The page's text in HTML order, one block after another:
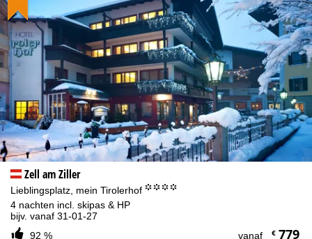
Zell am Ziller
Lieblingsplatz, mein Tirolerhof °°°°
4 nachten incl. skipas & HP
bijv. vanaf 31-01-27
92 %
vanaf €779